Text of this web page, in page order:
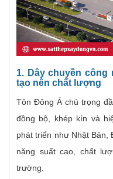
1. Dây chuyền công
tạo nên chất lượng
Tôn Đông Á chú trọng
đồng bộ, khép kín và
phát triển như Nhật
năng suất cao, chất
trường.